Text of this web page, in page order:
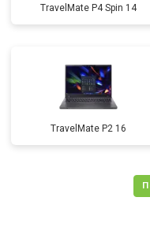
TravelMate P4 Spin 14
TravelMate P2 16